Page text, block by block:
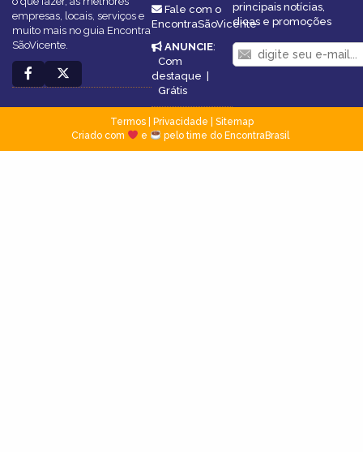
empresas, locais, serviços e
muito mais no guia Encontra
SãoVicente.
Fale com o
EncontraSãoVicente
ANUNCIE:
Com
destaque |
Grátis
principais notícias,
dicas e promoções
Termos| Privacidade
Sitemap
Criado com
e pelo time do EncontraBrasil